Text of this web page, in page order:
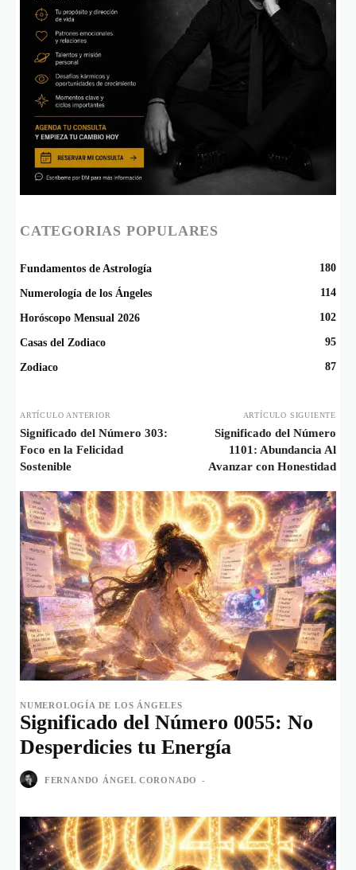
CATEGORIAS POPULARES
Fundamentos de Astrología 180
Numerología de los Ángeles 114
Horóscopo Mensual 2026 102
Casas del Zodiaco 95
Zodiaco 87
ARTÍCULO ANTERIOR
Significado del Número 303:
Foco en la Felicidad
Sostenible
ARTÍCULO SIGUIENTE
Significado del Número
1101: Abundancia Al
Avanzar con Honestidad
NUMEROLOGÍA DE LOS ÁNGELES
Significado del Número 0055: No
Desperdicies tu Energía
FERNANDO ÁNGEL CORONADO -